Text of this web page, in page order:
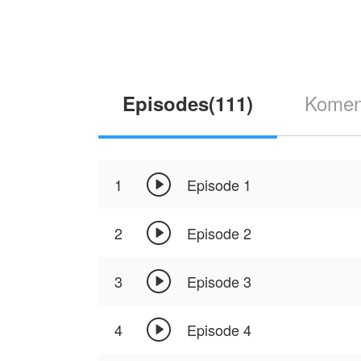
kuno Kaisar Yao, seorang ahli alkimia
Dengan bimbingan sang Kaisar, Chen Kai
melindungi satu-satunya keluarga yang
Episodes(111)
1  Episode 1
2  Episode 2
3  Episode 3
4  Episode 4